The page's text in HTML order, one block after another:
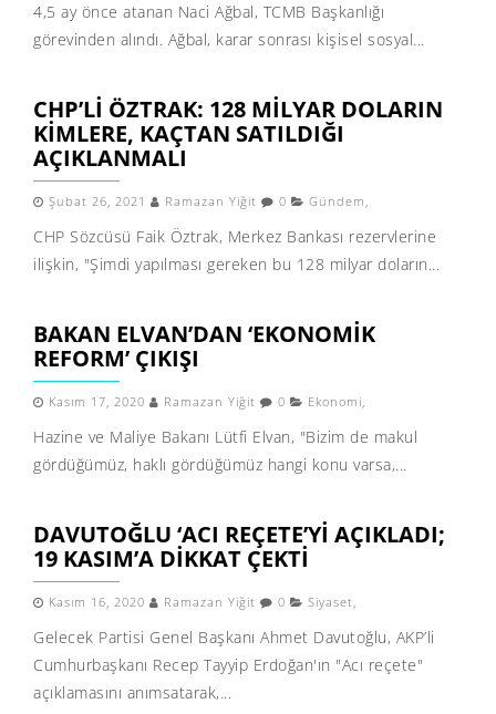
4,5 ay önce atanan Naci Ağbal, TCMB Başkanlığı
görevinden alındı. Ağbal, karar sonrası kişisel sosyal...
CHP’LI ÖZTRAK: 128 MILYAR DOLARIN
KIMLERE, KAÇTAN SATILDIĞI
AÇIKLANMALI
Şubat 26, 2021 Ramazan Yiğit 0 Gündem ,
CHP Sözcüsü Faik Öztrak, Merkez Bankası rezervlerine
ilişkin, "Şimdi yapılması gereken bu 128 milyar doların...
BAKAN ELVAN’DAN ‘EKONOMIK
REFORM’ ÇIKIŞI
Kasım 17, 2020 Ramazan Yiğit 0 Ekonomi,
Hazine ve Maliye Bakanı Lütfi Elvan, "Bizim de makul
gördüğümüz, haklı gördüğümüz hangi konu varsa,...
DAVUTOĞLU ‘ACI REÇETE’YI AÇIKLADI;
19 KASIM’A DIKKAT ÇEKTI
Kasım 16, 2020 Ramazan Yiğit 0 Siyaset,
Gelecek Partisi Genel Başkanı Ahmet Davutoğlu, AKP’li
Cumhurbaşkanı Recep Tayyip Erdoğan'ın "Acı reçete"
açıklamasını anımsatarak,...